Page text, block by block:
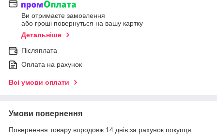
Ви отримаєте замовлення
або гроші повернуться на вашу картку
Детальніше
Післяплата
Оплата на рахунок
Всі умови оплати
Умови повернення
Повернення товару впродовж 14 днів за рахунок покупця